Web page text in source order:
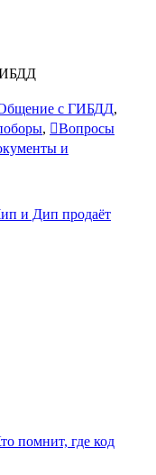
с ГИБДД,
,
Вопросы
и
и Дип продаёт
помнит, где код